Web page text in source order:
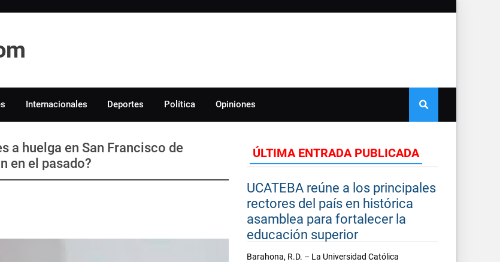
Internacionales Deportes Política Opiniones
a huelga en San Francisco de
en el pasado?
ÚLTIMA ENTRADA PUBLICADA
UCATEBA reúne a los principales
rectores del país en histórica
asamblea para fortalecer la
educación superior
Barahona, R.D. – La Universidad Católica